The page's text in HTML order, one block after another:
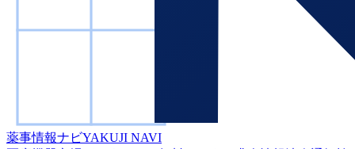
薬事情報ナビYAKUJI NAVI